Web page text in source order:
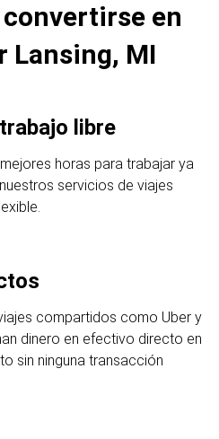
en
Lansing, MI
libre
horas para trabajar ya
servicios de viajes
compartidos como Uber y
dinero en efectivo directo en
sin ninguna transacción